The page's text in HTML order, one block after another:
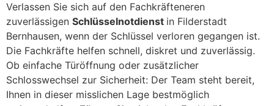
Verlassen Sie sich auf den Fachkräfteneren
zuverlässigen Schlüsselnotdienst in Filderstadt
Bernhausen, wenn der Schlüssel verloren gegangen ist.
Die Fachkräfte helfen schnell, diskret und zuverlässig.
Ob einfache Türöffnung oder zusätzlicher
Schlosswechsel zur Sicherheit: Der Team steht bereit,
Ihnen in dieser misslichen Lage bestmöglich